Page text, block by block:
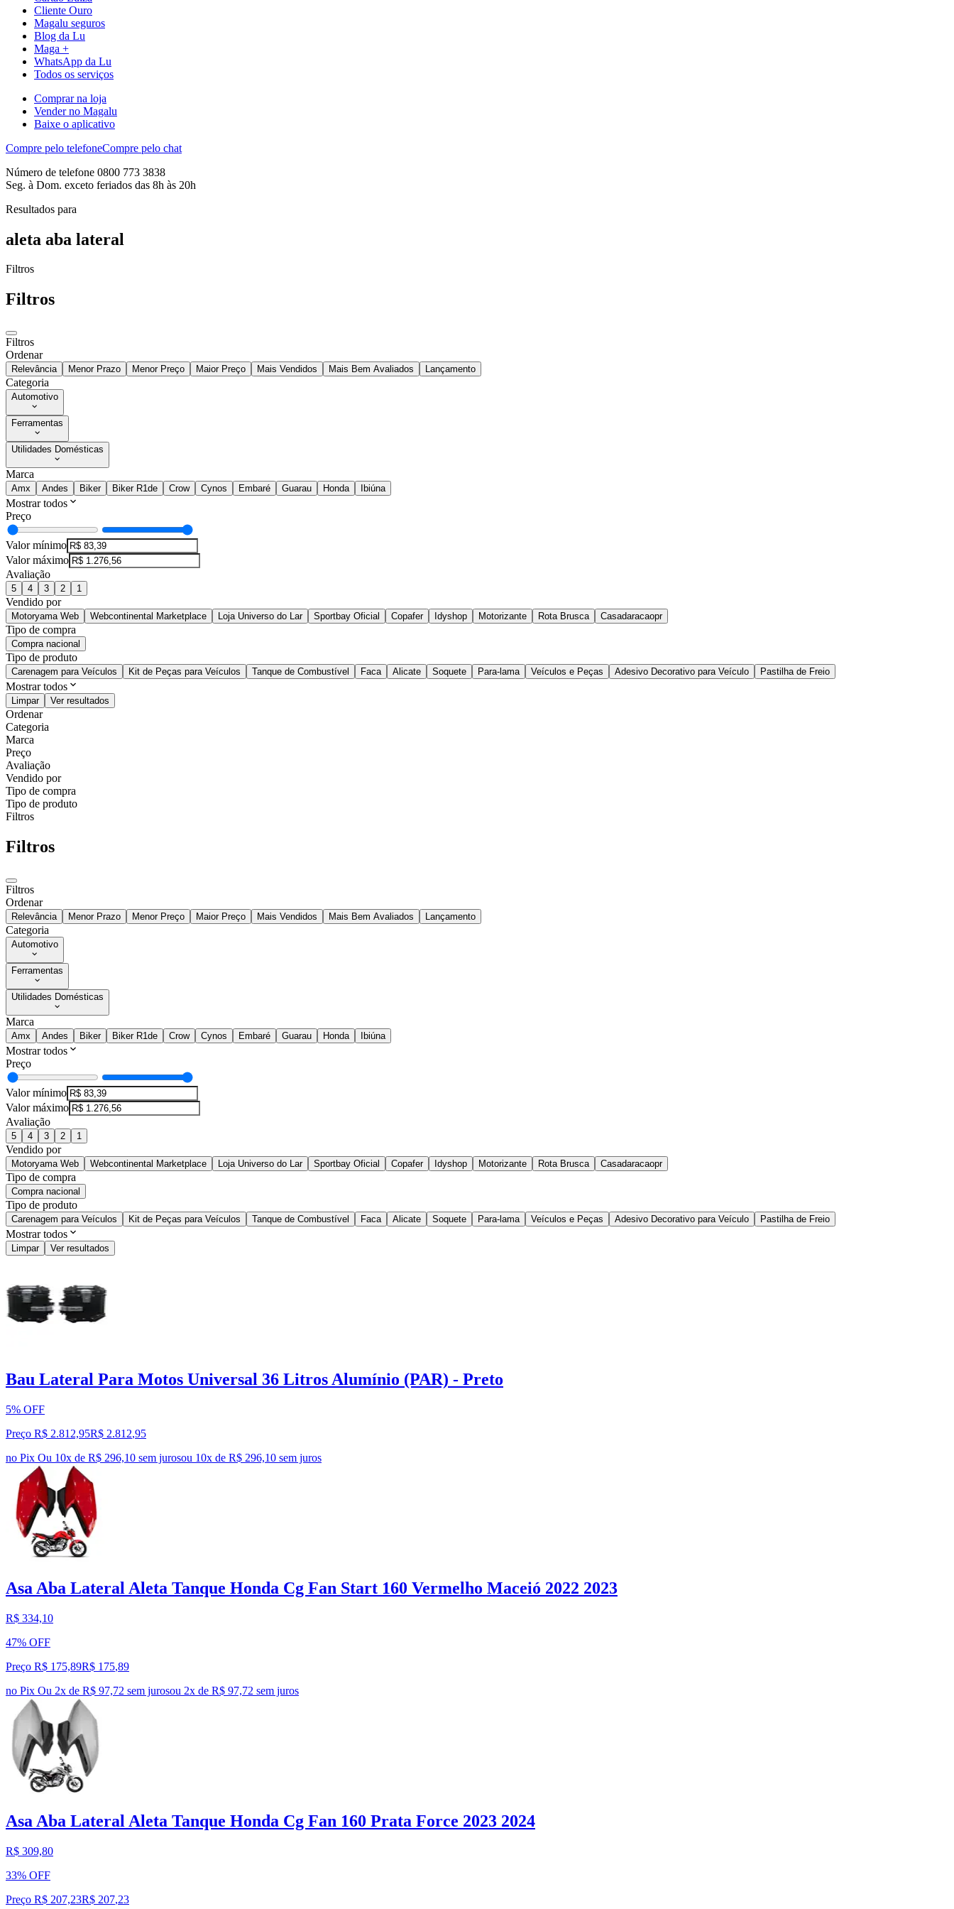
Cliente Ouro
Magalu seguros
Blog da Lu
Maga +
WhatsApp da Lu
Todos os serviços
Comprar na loja
Vender no Magalu
Baixe o aplicativo
Compre pelo telefoneCompre pelo chat
Número de telefone 0800 773 3838
Seg. à Dom. exceto feriados das 8h às 20h
Resultados para
aleta aba lateral
Filtros
Filtros
Filtros
Ordenar
Relevância Menor Prazo Menor Preço Maior Preço Mais Vendidos Mais Bem Avaliados Lançamento
Categoria
Automotivo
Ferramentas
Utilidades Domésticas
Marca
Amx Andes Biker Biker R1de Crow Cynos Embaré Guarau Honda Ibiúna
Mostrar todos
Preço
Valor mínimo
Valor máximo
Avaliação
5 4 3 2 1
Vendido por
Motoryama Web Webcontinental Marketplace Loja Universo do Lar Sportbay Oficial Copafer Idyshop Motorizante Rota Brusca Casadaracaopr
Tipo de compra
Compra nacional
Tipo de produto
Carenagem para Veículos Kit de Peças para Veículos Tanque de Combustível Faca Alicate Soquete Para-lama Veículos e Peças Adesivo Decorativo para Veículo Pastilha de Freio
Mostrar todos
Limpar Ver resultados
Ordenar
Categoria
Marca
Preço
Avaliação
Vendido por
Tipo de compra
Tipo de produto
Filtros
Filtros
Filtros
Ordenar
Relevância Menor Prazo Menor Preço Maior Preço Mais Vendidos Mais Bem Avaliados Lançamento
Categoria
Automotivo
Ferramentas
Utilidades Domésticas
Marca
Amx Andes Biker Biker R1de Crow Cynos Embaré Guarau Honda Ibiúna
Mostrar todos
Preço
Valor mínimo
Valor máximo
Avaliação
5 4 3 2 1
Vendido por
Motoryama Web Webcontinental Marketplace Loja Universo do Lar Sportbay Oficial Copafer Idyshop Motorizante Rota Brusca Casadaracaopr
Tipo de compra
Compra nacional
Tipo de produto
Carenagem para Veículos Kit de Peças para Veículos Tanque de Combustível Faca Alicate Soquete Para-lama Veículos e Peças Adesivo Decorativo para Veículo Pastilha de Freio
Mostrar todos
Limpar Ver resultados
Bau Lateral Para Motos Universal 36 Litros Alumínio (PAR) - Preto
5% OFF
Preço R$ 2.812,95R$ 2.812,95
no Pix Ou 10x de R$ 296,10 sem jurosou 10x de R$ 296,10 sem juros
Asa Aba Lateral Aleta Tanque Honda Cg Fan Start 160 Vermelho Maceió 2022 2023
R$ 334,10
47% OFF
Preço R$ 175,89R$ 175,89
no Pix Ou 2x de R$ 97,72 sem jurosou 2x de R$ 97,72 sem juros
Asa Aba Lateral Aleta Tanque Honda Cg Fan 160 Prata Force 2023 2024
R$ 309,80
33% OFF
Preço R$ 207,23R$ 207,23